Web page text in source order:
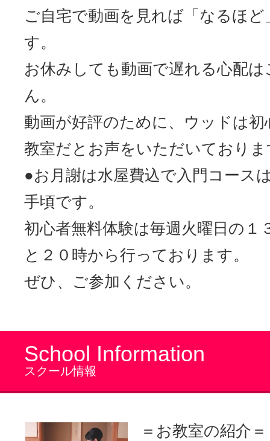
ご自宅で動画を見れば「なるほ
す。
お休みしても動画で遅れる心配
ん。
動画が好評のために、ウッドは初
教室だとお声をいただいておりま
●お月謝は水屋費込で入門コース
手頃です。
初心者無料体験は毎週火曜日の１
と２０時から行っております。
ぜひ、ご参加ください。
School Information
スクール情報
＝お教室の紹介＝